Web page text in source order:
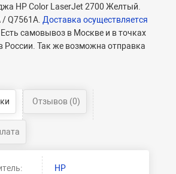
HP Color LaserJet 2700 Желтый.
Q7561A. Доставка осуществляется
самовывоз в Москве и в точках
России. Так же возможна отправка
Отзывов (0)
HP